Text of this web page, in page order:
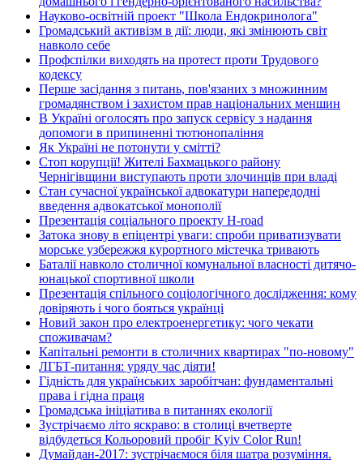
Науково-освітній проект "Школа Ендокринолога"
Громадський активізм в дії: люди, які змінюють світ
навколо себе
Профспілки виходять на протест проти Трудового
кодексу
Перше засідання з питань, пов'язаних з множинним
громадянством і захистом прав національних меншин
В Україні оголосять про запуск сервісу з надання
допомоги в припиненні тютюнопаління
Як Україні не потонути у смітті?
Стоп корупції! Жителі Бахмацького району
Чернігівщини виступають проти злочинців при владі
Стан сучасної української адвокатури напередодні
введення адвокатської монополії
Презентація соціального проекту H-road
Затока знову в епіцентрі уваги: спроби приватизувати
морське узбережжя курортного містечка тривають
Баталії навколо столичної комунальної власності дитячо-
юнацької спортивної школи
Презентація спільного соціологічного дослідження: кому
довіряють і чого бояться українці
Новий закон про електроенергетику: чого чекати
споживачам?
Капітальні ремонти в столичних квартирах "по-новому"
ЛГБТ-питання: уряду час діяти!
Гідність для українських заробітчан: фундаментальні
права і гідна праця
Громадська ініціатива в питаннях екології
Зустрічаємо літо яскраво: в столиці вчетверте
відбудеться Кольоровий пробіг Kyiv Color Run!
Думайдан-2017: зустрічаємося біля шатра розуміння.